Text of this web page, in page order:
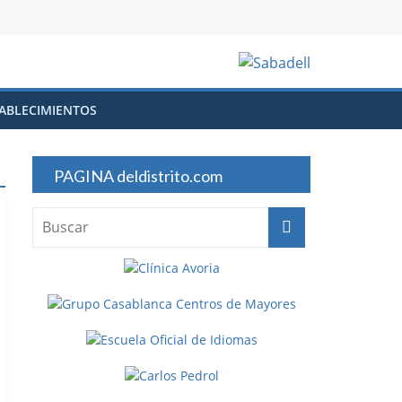
PAGINA deldistrito.com